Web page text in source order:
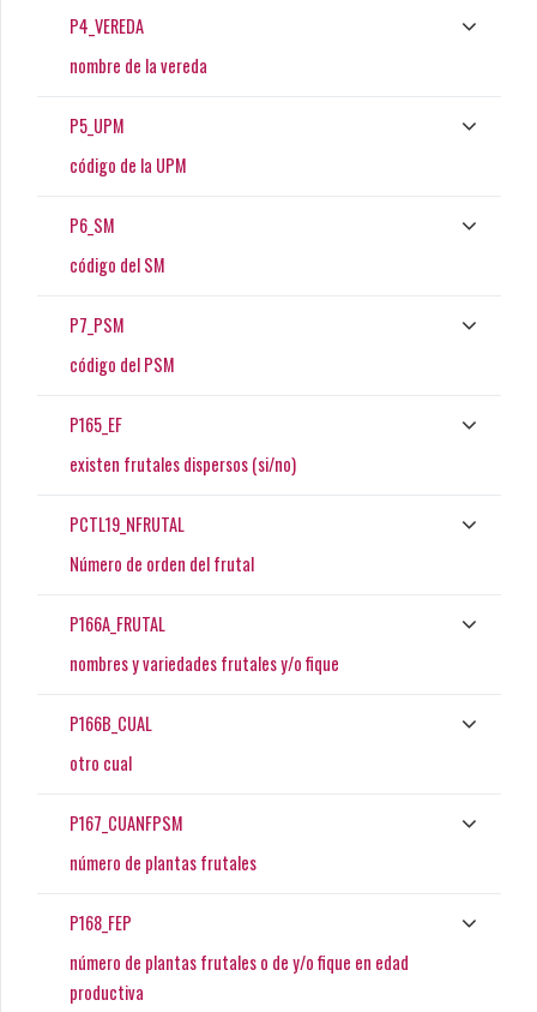
P4_VEREDA
nombre de la vereda
P5_UPM
código de la UPM
P6_SM
código del SM
P7_PSM
código del PSM
P165_EF
existen frutales dispersos (si/no)
PCTL19_NFRUTAL
Número de orden del frutal
P166A_FRUTAL
nombres y variedades frutales y/o fique
P166B_CUAL
otro cual
P167_CUANFPSM
número de plantas frutales
P168_FEP
número de plantas frutales o de y/o fique en edad
productiva